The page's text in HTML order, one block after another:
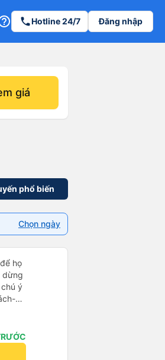
phoneHotline 24/7 Đăng nhập
giá
phổ biến
Chọn ngày
họ
ý